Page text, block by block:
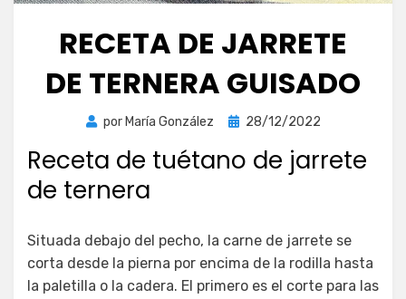
RECETA DE JARRETE
DE TERNERA GUISADO
por María González
Publicada
28/12/2022
Receta de tuétano de jarrete
de ternera
Situada debajo del pecho, la carne de jarrete se
corta desde la pierna por encima de la rodilla hasta
la paletilla o la cadera. El primero es el corte para las